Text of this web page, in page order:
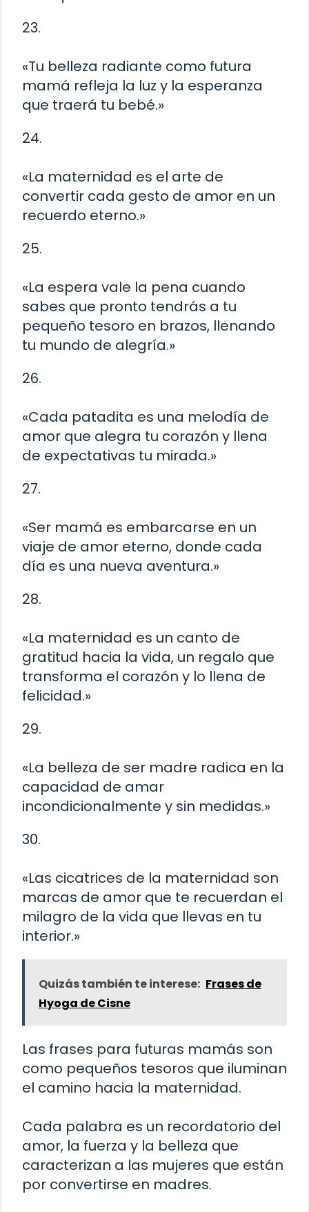
23.
«Tu belleza radiante como futura
mamá refleja la luz y la esperanza
que traerá tu bebé.»
24.
«La maternidad es el arte de
convertir cada gesto de amor en un
recuerdo eterno.»
25.
«La espera vale la pena cuando
sabes que pronto tendrás a tu
pequeño tesoro en brazos, llenando
tu mundo de alegría.»
26.
«Cada patadita es una melodía de
amor que alegra tu corazón y llena
de expectativas tu mirada.»
27.
«Ser mamá es embarcarse en un
viaje de amor eterno, donde cada
día es una nueva aventura.»
28.
«La maternidad es un canto de
gratitud hacia la vida, un regalo que
transforma el corazón y lo llena de
felicidad.»
29.
«La belleza de ser madre radica en la
capacidad de amar
incondicionalmente y sin medidas.»
30.
«Las cicatrices de la maternidad son
marcas de amor que te recuerdan el
milagro de la vida que llevas en tu
interior.»
Quizás también te interese: Frases de
Hyoga de Cisne
Las frases para futuras mamás son
como pequeños tesoros que iluminan
el camino hacia la maternidad.
Cada palabra es un recordatorio del
amor, la fuerza y la belleza que
caracterizan a las mujeres que están
por convertirse en madres.